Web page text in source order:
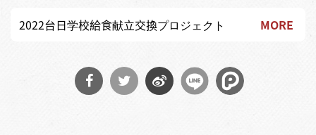
2022台日学校給食献立交換プロジェクト MORE